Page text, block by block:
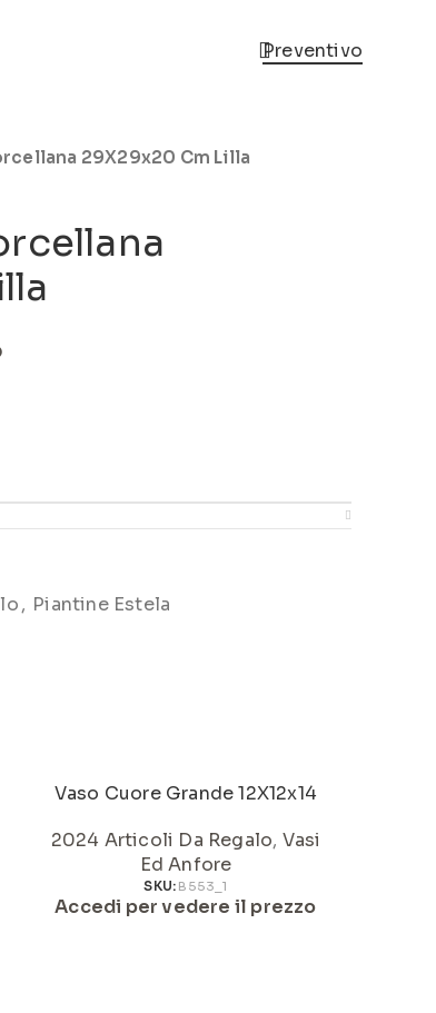
Preventivo
29X29x20 Cm Lilla
, Piantine Estela
Vaso Cuore Grande 12X12x14
2024 Articoli Da Regalo, Vasi
Ed Anfore
SKU: B553_1
Accedi per vedere il prezzo